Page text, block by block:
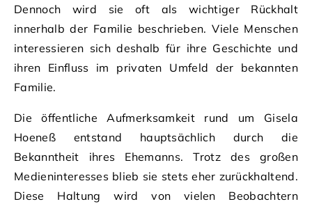
Dennoch wird sie oft als wichtiger Rückhalt
innerhalb der Familie beschrieben. Viele Menschen
interessieren sich deshalb für ihre Geschichte und
ihren Einfluss im privaten Umfeld der bekannten
Familie.
Die öffentliche Aufmerksamkeit rund um Gisela
Hoeneß entstand hauptsächlich durch die
Bekanntheit ihres Ehemanns. Trotz des großen
Medieninteresses blieb sie stets eher zurückhaltend.
Diese Haltung wird von vielen Beobachtern